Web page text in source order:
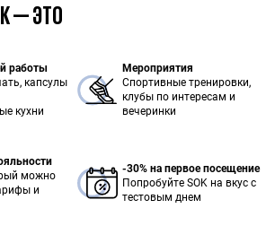
— ЭТО
работы
капсулы
кухни
Мероприятия
Спортивные тренировки,
клубы по интересам и
вечеринки
можно
и
-30% на первое посещение
Попробуйте SOK на вкус с
тестовым днем